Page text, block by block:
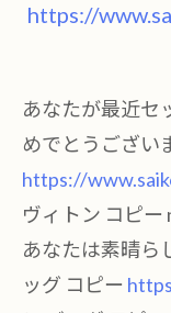
https://
あなたが最近セ
めでとうござい
https://
ヴィトン コピー
あなたは素晴ら
ッグ コピー